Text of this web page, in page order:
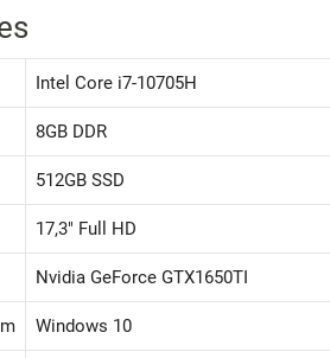
Intel Core i7-10705H
8GB DDR
512GB SSD
17,3" Full HD
Nvidia GeForce GTX1650TI
Windows 10